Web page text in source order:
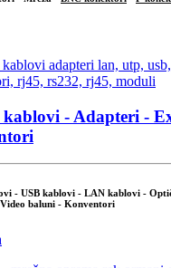
- Adapteri -
- USB kablovi - LAN kablovi -
baluni - Konventori